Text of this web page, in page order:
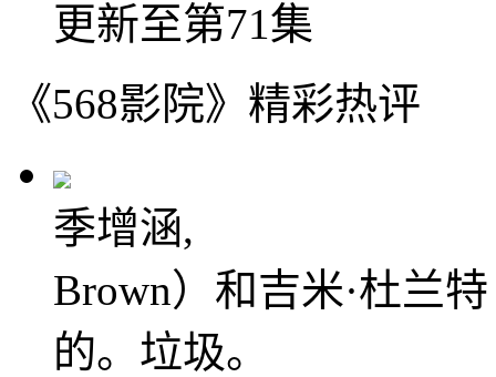
更新至第71集
《568影院》精彩热评
季增涵,
Brown）和吉米·杜兰
的。垃圾。